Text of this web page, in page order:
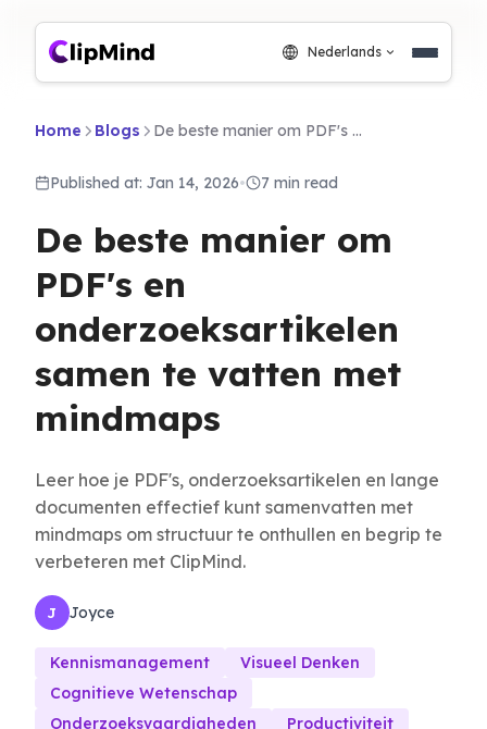
Nederlands
Home Blogs De beste manier om PDF's en onderzoeksartikelen samen te vatten met mindmaps
Published at: Jan 14, 2026• 7 min read
De beste manier om
PDF's en
onderzoeksartikelen
samen te vatten met
mindmaps
Leer hoe je PDF's, onderzoeksartikelen en lange
documenten effectief kunt samenvatten met
mindmaps om structuur te onthullen en begrip te
verbeteren met ClipMind.
J Joyce
Kennismanagement
Visueel Denken
Cognitieve Wetenschap
Onderzoeksvaardigheden
Productiviteit